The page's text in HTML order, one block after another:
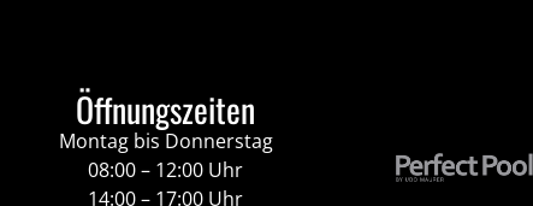
Öffnungszeiten
Montag bis Donnerstag
08:00 – 12:00 Uhr
14:00 – 17:00 Uhr